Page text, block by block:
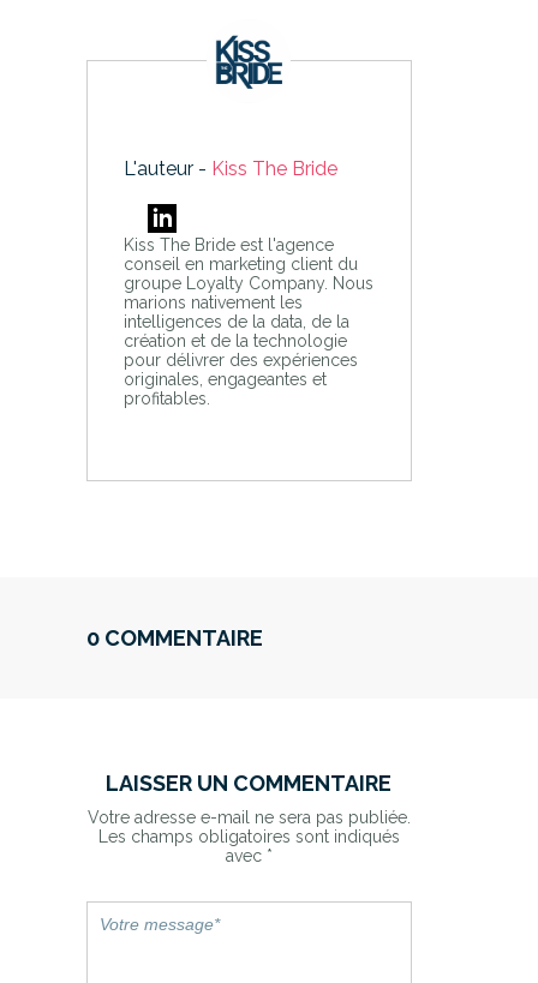
L'auteur - Kiss The Bride
Kiss The Bride est l'agence
conseil en marketing client du
groupe Loyalty Company. Nous
marions nativement les
intelligences de la data, de la
création et de la technologie
pour délivrer des expériences
originales, engageantes et
profitables.
0 COMMENTAIRE
LAISSER UN COMMENTAIRE
Votre adresse e-mail ne sera pas publiée.
Les champs obligatoires sont indiqués
avec *